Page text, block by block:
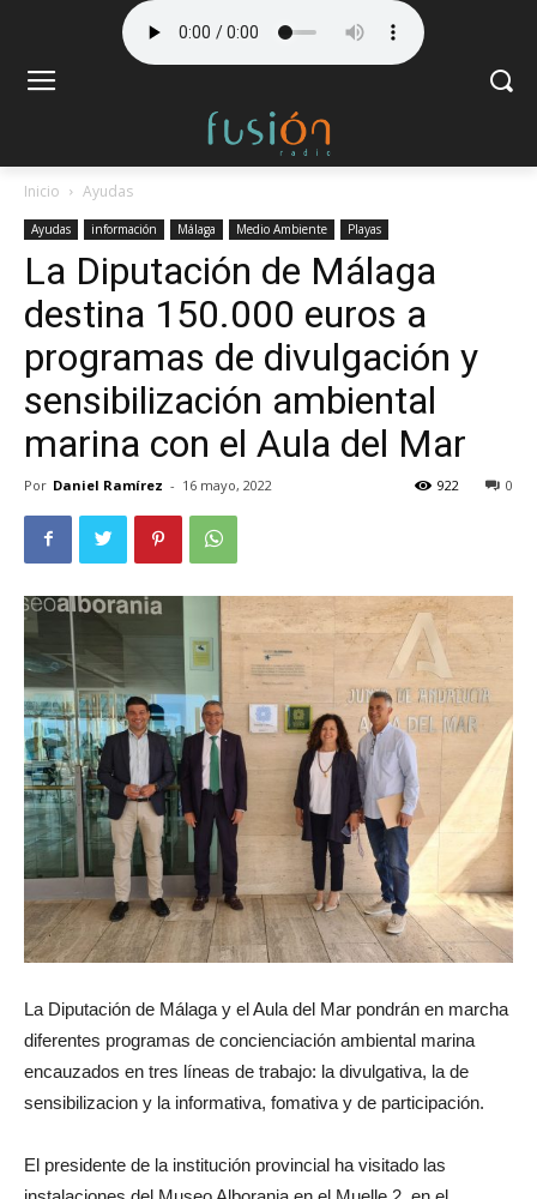
Inicio Ayudas
Ayudas información Málaga Medio Ambiente Playas
La Diputación de Málaga
destina 150.000 euros a
programas de divulgación y
sensibilización ambiental
marina con el Aula del Mar
Por Daniel Ramírez - 16 mayo, 2022 0
922
La Diputación de Málaga y el Aula del Mar pondrán en marcha
diferentes programas de concienciación ambiental marina
encauzados en tres líneas de trabajo: la divulgativa, la de
sensibilizacion y la informativa, fomativa y de participación.
El presidente de la institución provincial ha visitado las